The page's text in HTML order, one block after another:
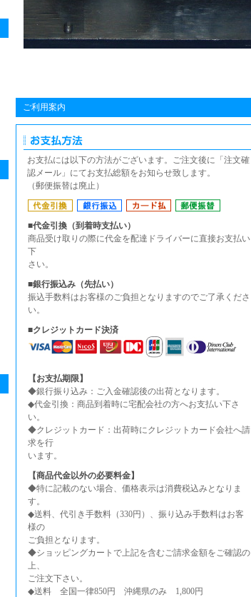
ご利用案内
お支払には以下の方法がございます。ご注文後に「注文確
認メール」にてお支払総額をお知らせ致します。
（郵便振替は廃止）
■代金引換（到着時支払い）
商品受け取りの際に代金を配達ドライバーに直接お支払い
下
さい。
■銀行振込み（先払い）
振込手数料はお客様のご負担となりますのでご了承くださ
い。
■クレジットカード決済
【お支払期限】
◆銀行振り込み：ご入金確認後の出荷となります。
◆代金引換：商品到着時に宅配会社の方へお支払い下さ
い。
◆クレジットカード：出荷時にクレジットカード会社へ請
求を行
います。
【商品代金以外の必要料金】
◆特に記載のない場合、価格表示は消費税込みとなりま
す。
◆送料、代引き手数料（330円）、振り込み手数料はお客
様の
ご負担となります。
◆ショッピングカートで上記を含むご請求金額をご確認の
上、
ご注文下さい。
◆送料 全国一律850円 沖縄県のみ 1,800円